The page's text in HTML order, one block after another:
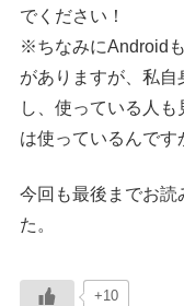
でください！
※ちなみにAndroid
がありますが、私
し、使っている人
は使っているんです
今回も最後までお読
た。
+10